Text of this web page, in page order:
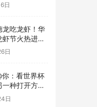
日
龙吃龙虾！华
虾节火热进行
日
你：看世界杯
一种打开方
！
日